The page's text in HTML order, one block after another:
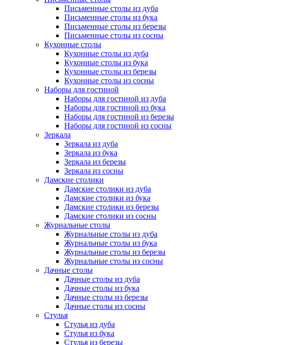
Письменные столы из дуба
Письменные столы из бука
Письменные столы из березы
Письменные столы из сосны
Кухонные столы
Кухонные столы из дуба
Кухонные столы из бука
Кухонные столы из березы
Кухонные столы из сосны
Наборы для гостиной
Наборы для гостиной из дуба
Наборы для гостиной из бука
Наборы для гостиной из березы
Наборы для гостиной из сосны
Зеркала
Зеркала из дуба
Зеркала из бука
Зеркала из березы
Зеркала из сосны
Дамские столики
Дамские столики из дуба
Дамские столики из бука
Дамские столики из березы
Дамские столики из сосны
Журнальные столы
Журнальные столы из дуба
Журнальные столы из бука
Журнальные столы из березы
Журнальные столы из сосны
Дачные столы
Дачные столы из дуба
Дачные столы из бука
Дачные столы из березы
Дачные столы из сосны
Стулья
Стулья из дуба
Стулья из бука
Стулья из березы